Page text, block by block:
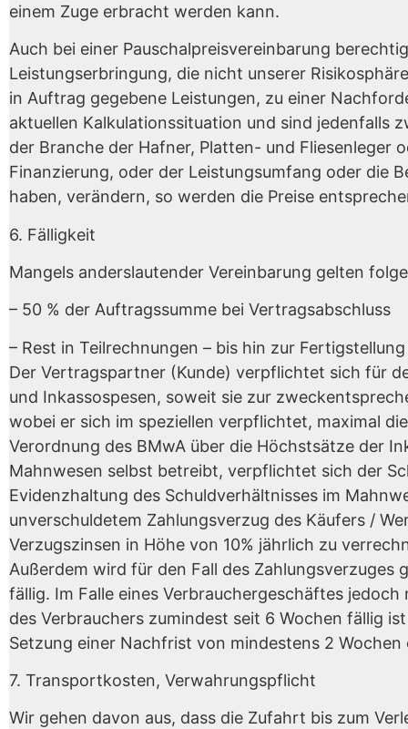
einem Zuge erbracht werden kann.
Auch bei einer Pauschalpreisvereinbarung
Leistungserbringung, die nicht unserer
in Auftrag gegebene Leistungen, zu einer
aktuellen Kalkulationssituation und sind jedenfalls
der Branche der Hafner, Platten- und Fliesenleger
Finanzierung, oder der Leistungsumfang oder die
haben, verändern, so werden die Preise
6. Fälligkeit
Mangels anderslautender Vereinbarung gelten
– 50 % der Auftragssumme bei Vertragsabschluss
– Rest in Teilrechnungen – bis hin zur Fertigstellung
Der Vertragspartner (Kunde) verpflichtet sich für
und Inkassospesen, soweit sie zur
wobei er sich im speziellen verpflichtet, maximal
Verordnung des BMwA über die Höchstsätze der
Mahnwesen selbst betreibt, verpflichtet sich der
Evidenzhaltung des Schuldverhältnisses im
unverschuldetem Zahlungsverzug des Käufers /
Verzugszinsen in Höhe von 10% jährlich zu
Außerdem wird für den Fall des
fällig. Im Falle eines Verbrauchergeschäftes
des Verbrauchers zumindest seit 6 Wochen fällig
Setzung einer Nachfrist von mindestens 2
7. Transportkosten, Verwahrungspflicht
Wir gehen davon aus, dass die Zufahrt bis zum